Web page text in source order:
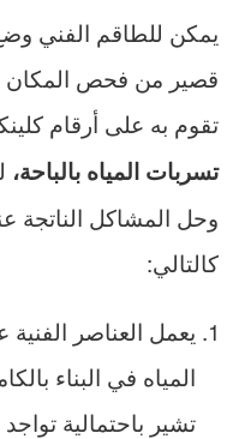
يمكن للطاقم الفني
قصير من فحص المكان
تقوم به على أرقام
تسربات المياه بالباحة،
وحل المشاكل
كالتالي:
يعمل العناصر
المياه في البناء
تشير باحتمالية